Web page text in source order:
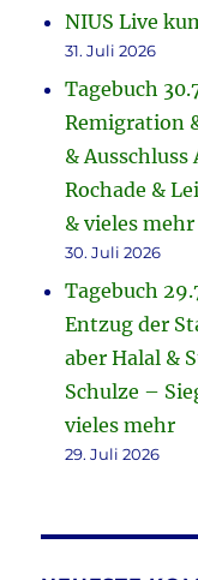
NIUS Live
31. Juli 2026
Tagebuch
Remigration
&
Rochade &
& vieles mehr
30. Juli 2026
Tagebuch
Entzug der
aber Halal &
Schulze –
vieles mehr
29. Juli 2026